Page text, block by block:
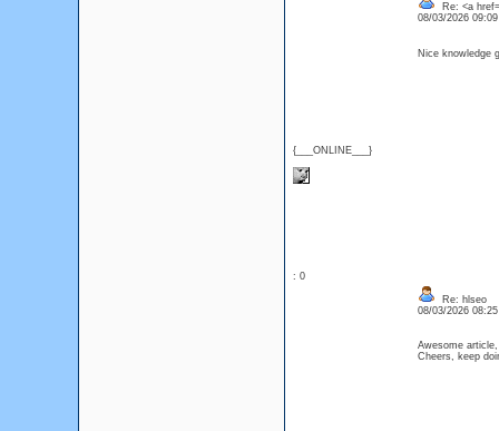
{___ONLINE___}
Re: <a
08/03/2026
Nice knowledge
: 0
Re: hlseo
08/03/2026
Awesome
Cheers, keep